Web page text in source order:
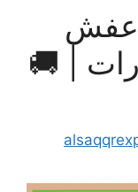
عفش
| 🚚